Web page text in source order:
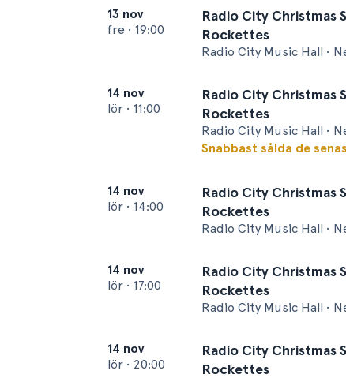
13 nov
fre • 19:00
Radio City Christmas
Rockettes
Radio City Music Hall •
14 nov
lör • 11:00
Radio City Christmas
Rockettes
Radio City Music Hall •
Snabbast sålda de
14 nov
lör • 14:00
Radio City Christmas
Rockettes
Radio City Music Hall •
14 nov
lör • 17:00
Radio City Christmas
Rockettes
Radio City Music Hall •
14 nov
lör • 20:00
Radio City Christmas
Rockettes